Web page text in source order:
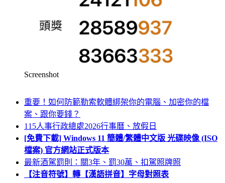
Screenshot
重要！如何防範勒索軟體綁架你的電腦、加密你的檔
案、跟你要錢？
115人事行政總處2026行事曆、放假日
[免費下載] Windows 11 簡體/繁體中文版 光碟映像 (ISO
檔案) 官方網站正式版本
最新酒駕罰則：關3年、罰30萬、扣駕照牌照
【注音符號】轉【漢語拼音】字母對照表